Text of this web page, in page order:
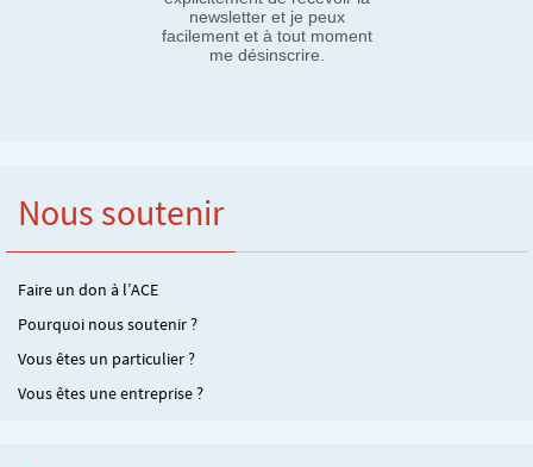
newsletter et je peux
facilement et à tout moment
me désinscrire.
Nous soutenir
Faire un don à l’ACE
Pourquoi nous soutenir ?
Vous êtes un particulier ?
Vous êtes une entreprise ?